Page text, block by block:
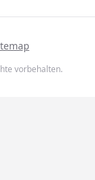
vorbehalten.